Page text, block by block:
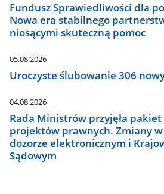
Fundusz Sprawiedliwości dla
Nowa era stabilnego
niosącymi skuteczną pomoc
05.08.2026
Uroczyste ślubowanie 306
04.08.2026
Rada Ministrów przyjęła
projektów prawnych. Zmiany
dozorze elektronicznym i
Sądowym